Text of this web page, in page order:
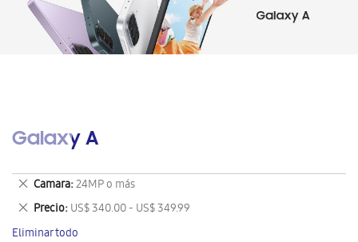
Galaxy A
Camara 24MP o más
Eliminar
este
artículo
Precio US$ 340.00 - US$ 349.99
Eliminar
este
Eliminar todo